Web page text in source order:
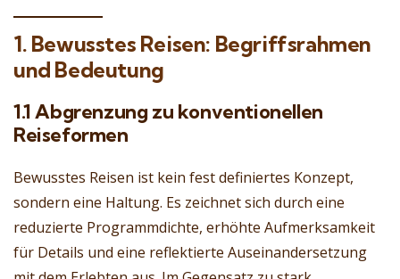
1. Bewusstes Reisen: Begriffsrahmen
und Bedeutung
1.1 Abgrenzung zu konventionellen
Reiseformen
Bewusstes Reisen ist kein fest definiertes Konzept,
sondern eine Haltung. Es zeichnet sich durch eine
reduzierte Programmdichte, erhöhte Aufmerksamkeit
für Details und eine reflektierte Auseinandersetzung